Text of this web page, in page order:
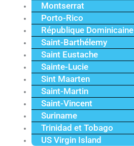
Montserrat
Porto-Rico
République Dominicaine
Saint-Barthélemy
Saint Eustache
Sainte-Lucie
Sint Maarten
Saint-Martin
Saint-Vincent
Suriname
Trinidad et Tobago
US Virgin Island